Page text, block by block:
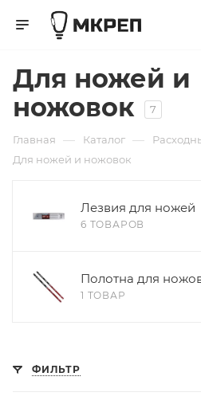
Для ножей и
ножовок
7
Главная — Каталог —
Для ножей и ножовок
Лезвия для ножей
6 ТОВАРОВ
Полотна для
1 ТОВАР
ФИЛЬТР